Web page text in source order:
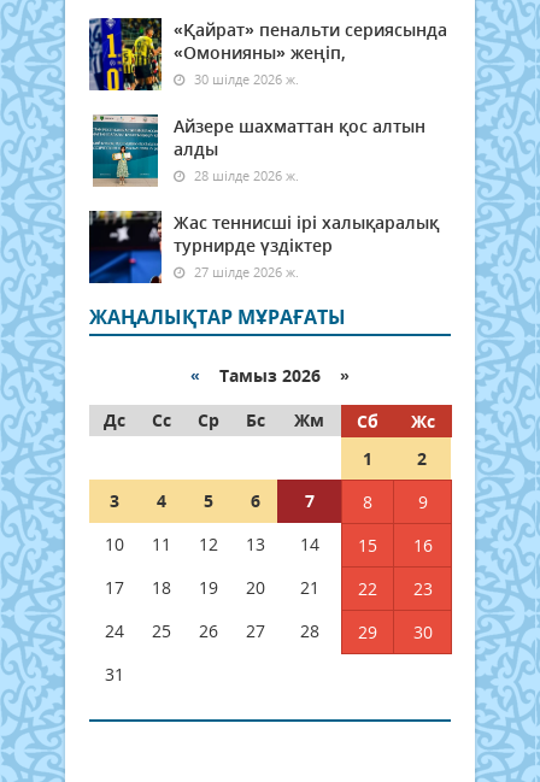
«Қайрат» пенальти сериясында
«Омонияны» жеңіп,
30 шілде 2026 ж.
Айзере шахматтан қос алтын
алды
28 шілде 2026 ж.
Жас теннисші ірі халықаралық
турнирде үздіктер
27 шілде 2026 ж.
ЖАҢАЛЫҚТАР МҰРАҒАТЫ
« Тамыз 2026 »
Дс
Сс Ср Бс Жм Сб
Жс
1
2
3
4 5 6 7 8
9
10
11 12 13 14 15
16
17
18 19 20 21 22
23
24
25 26 27 28 29
30
31